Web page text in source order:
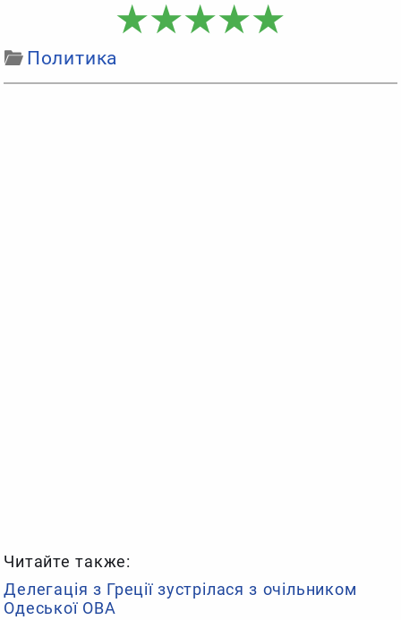
Политика
Читайте также:
Делегація з Греції зустрілася з очільником
Одеської ОВА